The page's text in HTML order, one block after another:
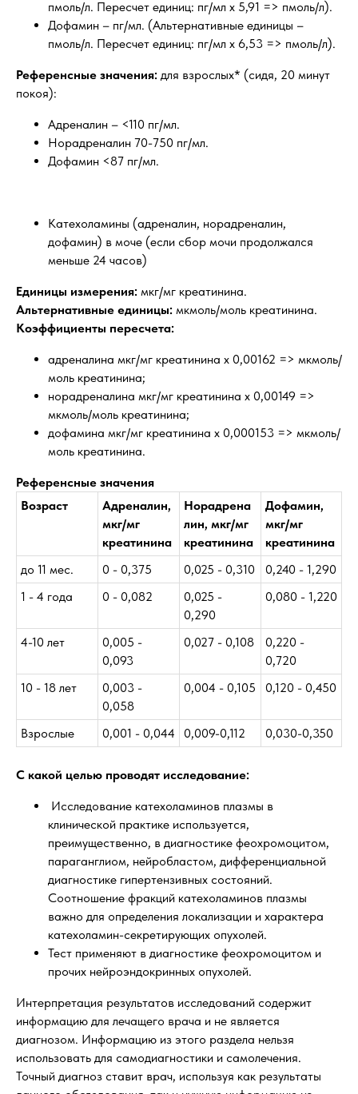
пмоль/л. Пересчет единиц: пг/мл х 5,91 => пмоль/л).
Дофамин – пг/мл. (Альтернативные единицы –
пмоль/л. Пересчет единиц: пг/мл х 6,53 => пмоль/л).
Референсные значения: для взрослых* (сидя, 20 минут
покоя):
Адреналин – <110 пг/мл.
Норадреналин 70-750 пг/мл.
Дофамин <87 пг/мл.
Катехоламины (адреналин, норадреналин,
дофамин) в моче (если сбор мочи продолжался
меньше 24 часов)
Единицы измерения: мкг/мг креатинина.
Альтернативные единицы: мкмоль/моль креатинина.
Коэффициенты пересчета:
адреналина мкг/мг креатинина х 0,00162 => мкмоль/
моль креатинина;
норадреналина мкг/мг креатинина х 0,00149 =>
мкмоль/моль креатинина;
дофамина мкг/мг креатинина х 0,000153 => мкмоль/
моль креатинина.
Референсные значения
Возраст
Адреналин,
мкг/мг
креатинина
Норадрена
лин, мкг/мг
креатинина
Дофамин,
мкг/мг
креатинина
до 11 мес.
0 - 0,375 0,025 - 0,310
0,240 - 1,290
1 - 4 года
0 - 0,082
0,025 -
0,290
0,080 - 1,220
4-10 лет
0,005 -
0,093
0,027 - 0,108
0,220 -
0,720
10 - 18 лет
0,003 -
0,058
0,004 - 0,105 0,120 - 0,450
Взрослые 0,001 - 0,044 0,009-0,112 0,030-0,350
С какой целью проводят исследование:
Исследование катехоламинов плазмы в
клинической практике используется,
преимущественно, в диагностике феохромоцитом,
параганглиом, нейробластом, дифференциальной
диагностике гипертензивных состояний.
Соотношение фракций катехоламинов плазмы
важно для определения локализации и характера
катехоламин-секретирующих опухолей.
Тест применяют в диагностике феохромоцитом и
прочих нейроэндокринных опухолей.
Интерпретация результатов исследований содержит
информацию для лечащего врача и не является
диагнозом. Информацию из этого раздела нельзя
использовать для самодиагностики и самолечения.
Точный диагноз ставит врач, используя как результаты